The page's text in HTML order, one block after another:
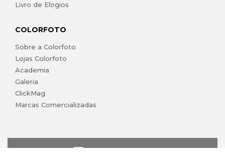
Livro de Elogios
COLORFOTO
Sobre a Colorfoto
Lojas Colorfoto
Academia
Galeria
ClickMag
Marcas Comercializadas